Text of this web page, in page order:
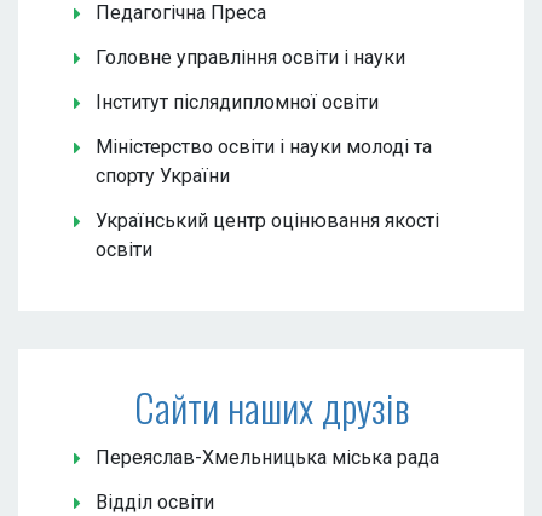
Педагогічна Преса
Головне управління освіти і науки
Інститут післядипломної освіти
Міністерство освіти і науки молоді та
спорту України
Український центр оцінювання якості
освіти
Сайти наших друзів
Переяслав-Хмельницька міська рада
Відділ освіти